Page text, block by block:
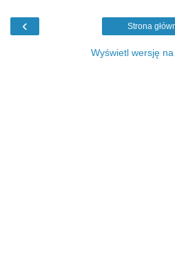
‹ Strona
Wyświetl wersję